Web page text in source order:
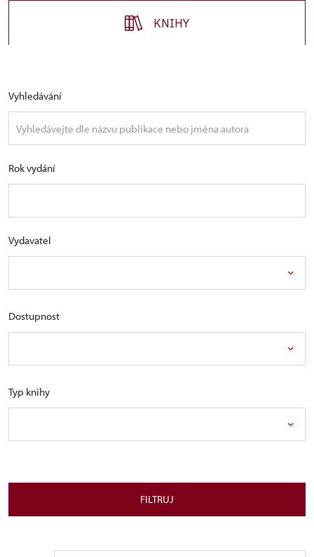
KNIHY
Vyhledávání
Rok vydání
Vydavatel
Dostupnost
Typ knihy
FILTRUJ